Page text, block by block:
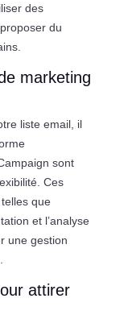
des
du
marketing
liste email, il
sont
Ces
que
et l’analyse
une gestion
attirer